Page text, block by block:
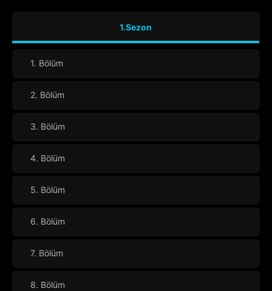
1.Sezon
1. Bölüm
2. Bölüm
3. Bölüm
4. Bölüm
5. Bölüm
6. Bölüm
7. Bölüm
8. Bölüm